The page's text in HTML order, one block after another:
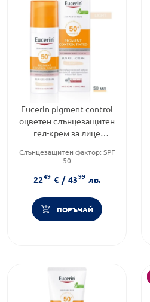
Eucerin pigment control
оцветен слънцезащитен
гел-крем за лице
Слънцезащитен фактор: SPF
50
Дермокозметика
Форма на продукта:
гел-крем
2249 € / 4399 лв.
ПОРЪЧАЙ